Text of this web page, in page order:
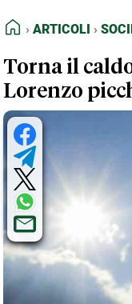
FEED RSS
NORMATIVE
TERMINI e
HOME
ARTICOLI
Torna il
Lorenzo